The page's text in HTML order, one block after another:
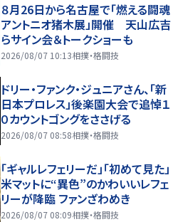
８月26日から名古屋で「燃える闘魂
アントニオ猪木展」開催 天山広吉
らサイン会＆トークショーも
2026/08/07 10:13相撲・格闘技
ドリー・ファンク・ジュニアさん、「新
日本プロレス」後楽園大会で追悼１
０カウントゴングをささげる
2026/08/07 08:58相撲・格闘技
「ギャルレフェリーだ」「初めて見た」
米マットに“異色”のかわいいレフェ
リーが降臨 ファンざわめき
2026/08/07 08:09相撲・格闘技